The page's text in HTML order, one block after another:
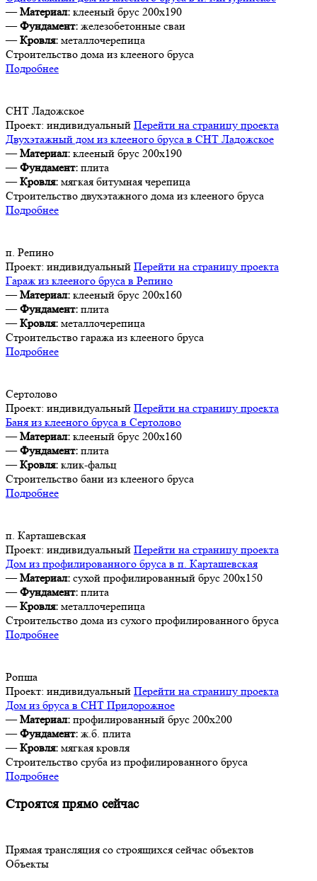
—Материал: клееный брус 200х190
—Фундамент: железобетонные сваи
—Кровля: металлочерепица
Строительство дома из клееного бруса
Подробнее
СНТ Ладожское
Проект: индивидуальный Перейти на страницу проекта
Двухэтажный дом из клееного бруса в СНТ Ладожское
—Материал: клееный брус 200х190
—Фундамент: плита
—Кровля: мягкая битумная черепица
Строительство двухэтажного дома из клееного бруса
Подробнее
п. Репино
Проект: индивидуальный Перейти на страницу проекта
Гараж из клееного бруса в Репино
—Материал: клееный брус 200х160
—Фундамент: плита
—Кровля: металлочерепица
Строительство гаража из клееного бруса
Подробнее
Сертолово
Проект: индивидуальный Перейти на страницу проекта
Баня из клееного бруса в Сертолово
—Материал: клееный брус 200х160
—Фундамент: плита
—Кровля: клик-фальц
Строительство бани из клееного бруса
Подробнее
п. Карташевская
Проект: индивидуальный Перейти на страницу проекта
Дом из профилированного бруса в п. Карташевская
—Материал: сухой профилированный брус 200х150
—Фундамент: плита
—Кровля: металлочерепица
Строительство дома из сухого профилированного бруса
Подробнее
Ропша
Проект: индивидуальный Перейти на страницу проекта
Дом из бруса в СНТ Придорожное
—Материал: профилированный брус 200х200
—Фундамент: ж.б. плита
—Кровля: мягкая кровля
Строительство сруба из профилированного бруса
Подробнее
Строятся прямо сейчас
Прямая трансляция со строящихся сейчас объектов
Объекты